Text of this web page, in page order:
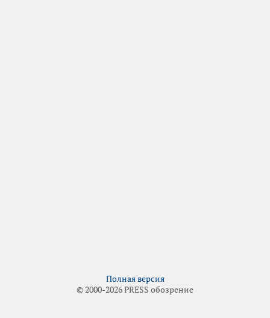
Полная версия
© 2000-2026 PRESS обозрение